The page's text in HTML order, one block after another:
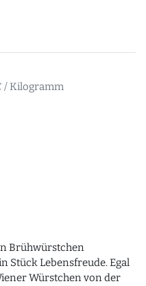
/ Kilogramm
Brühwürstchen
Stück Lebensfreude. Egal
Würstchen von der